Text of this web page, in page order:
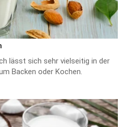
lässt sich sehr vielseitig in der
Backen oder Kochen.